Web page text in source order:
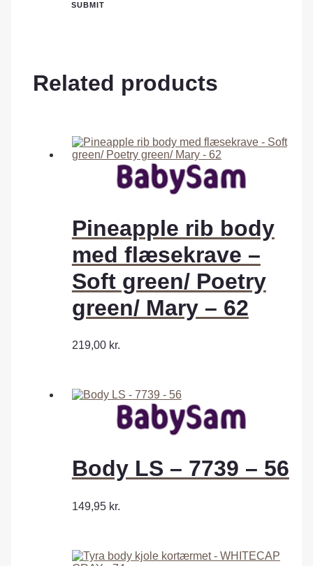
Related products
Pineapple rib body
med flæsekrave –
Soft green/ Poetry
green/ Mary – 62
219,00 kr.
Body LS – 7739 – 56
149,95 kr.